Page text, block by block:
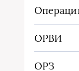
ОРВИ
ОРЗ